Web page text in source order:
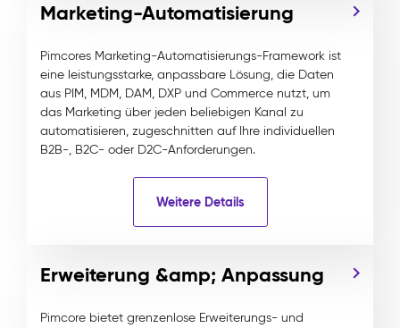
Marketing-Automatisierung
Pimcores Marketing-Automatisierungs-Framework ist
eine leistungsstarke, anpassbare Lösung, die Daten
aus PIM, MDM, DAM, DXP und Commerce nutzt, um
das Marketing über jeden beliebigen Kanal zu
automatisieren, zugeschnitten auf Ihre individuellen
B2B-, B2C- oder D2C-Anforderungen.
Weitere Details
Erweiterung &amp; Anpassung
Pimcore bietet grenzenlose Erweiterungs- und